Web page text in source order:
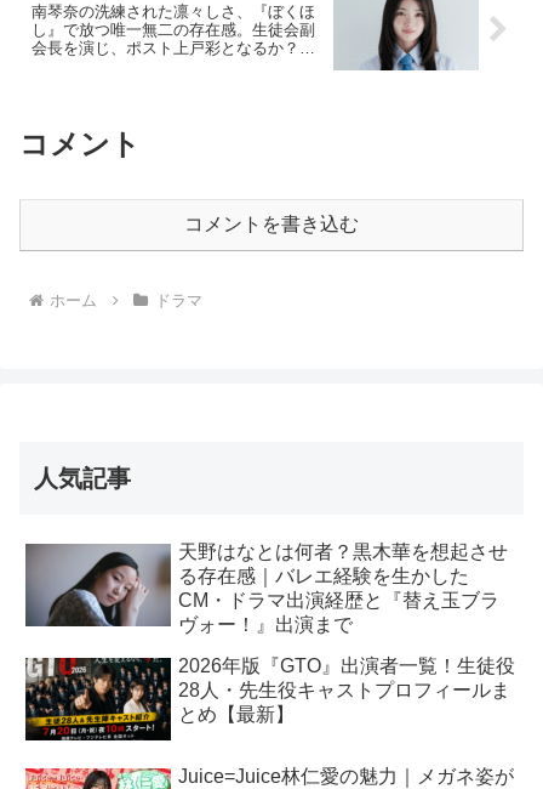
南琴奈の洗練された凛々しさ、『ぼくほ
し』で放つ唯一無二の存在感。生徒会副
会長を演じ、ポスト上戸彩となるか？次
コメント
コメントを書き込む
ホーム ドラマ
人気記事
天野はなとは何者？黒木華を想起させ
る存在感｜バレエ経験を生かした
CM・ドラマ出演経歴と『替え玉ブラ
ヴォー！』出演まで
2026年版『GTO』出演者一覧！生徒役
28人・先生役キャストプロフィールま
とめ【最新】
Juice=Juice林仁愛の魅力｜メガネ姿が